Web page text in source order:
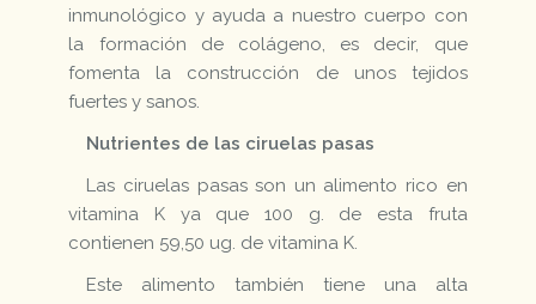
inmunológico y ayuda a nuestro cuerpo con
la formación de colágeno, es decir, que
fomenta la construcción de unos tejidos
fuertes y sanos.
Nutrientes de las ciruelas pasas
Las ciruelas pasas son un alimento rico en
vitamina K ya que 100 g. de esta fruta
contienen 59,50 ug. de vitamina K.
Este alimento también tiene una alta